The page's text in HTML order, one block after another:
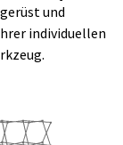
und
individuellen